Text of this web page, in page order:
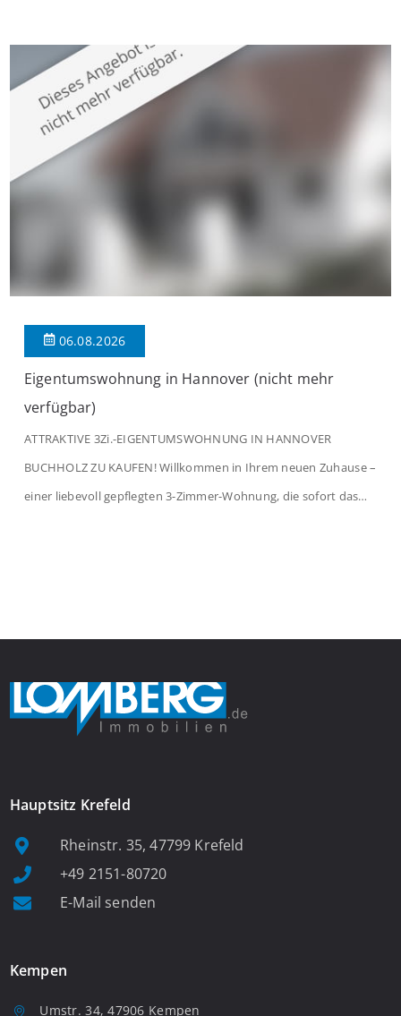
großzügige Räume und eine hochwertige Ausstattung, die
modernen Wohnkomfort mit einem stilvollen Ambiente
verbindet. Der […]
06.08.2026
Eigentumswohnung in Hannover (nicht mehr
verfügbar)
ATTRAKTIVE 3Zi.-EIGENTUMSWOHNUNG IN HANNOVER
BUCHHOLZ ZU KAUFEN! Willkommen in Ihrem neuen Zuhause –
einer liebevoll gepflegten 3-Zimmer-Wohnung, die sofort das
Hauptsitz Krefeld
Rheinstr. 35, 47799 Krefeld
+49 2151-80720
E-Mail senden
Kempen
Umstr. 34, 47906 Kempen